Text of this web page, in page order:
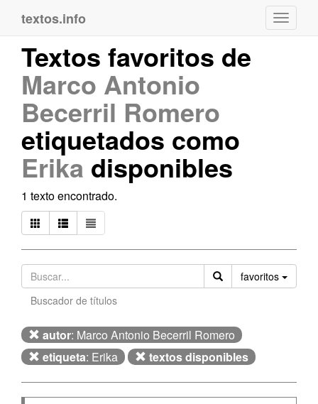
textos.info
Textos favoritos de
Marco Antonio
Becerril Romero
etiquetados como
Erika disponibles
1 texto encontrado.
favoritos
Buscador de títulos
autor: Marco Antonio Becerril Romero
etiqueta: Erika textos disponibles